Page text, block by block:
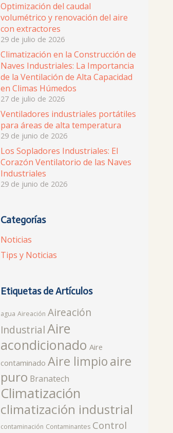
Optimización del caudal
volumétrico y renovación del aire
con extractores
29 de julio de 2026
Climatización en la Construcción de
Naves Industriales: La Importancia
de la Ventilación de Alta Capacidad
en Climas Húmedos
27 de julio de 2026
Ventiladores industriales portátiles
para áreas de alta temperatura
29 de junio de 2026
Los Sopladores Industriales: El
Corazón Ventilatorio de las Naves
Industriales
29 de junio de 2026
Categorías
Noticias
Tips y Noticias
Etiquetas de Artículos
agua Aireación Aireación
IndustrialAire
acondicionado Aire
contaminado Aire limpioaire
puro Branatech
Climatización
climatización industrial
contaminación Contaminantes Control